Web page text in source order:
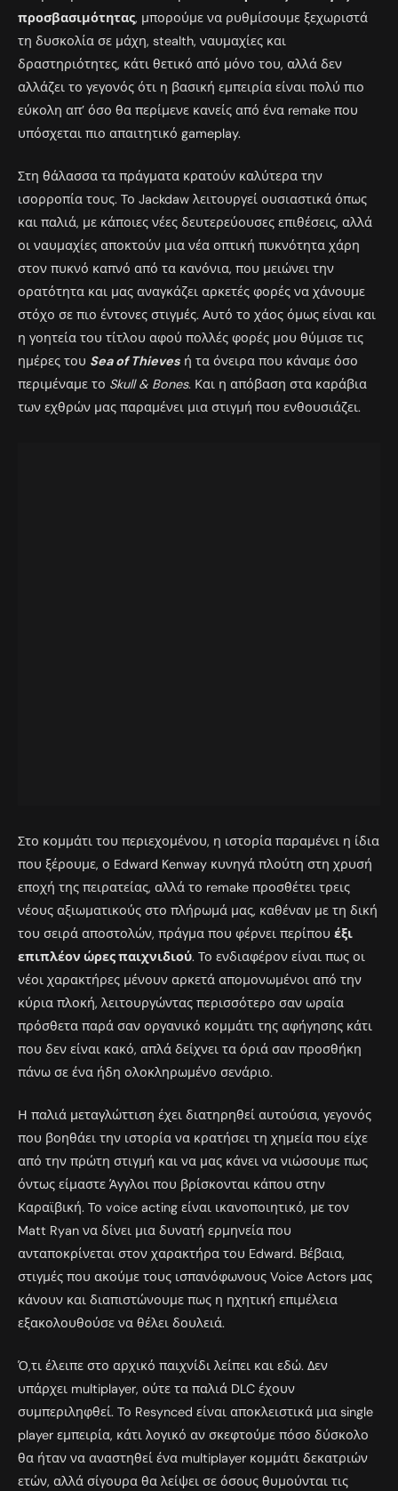
προσβασιμότητας, μπορούμε να ρυθμίσουμε ξεχωριστά
τη δυσκολία σε μάχη, stealth, ναυμαχίες και
δραστηριότητες, κάτι θετικό από μόνο του, αλλά δεν
αλλάζει το γεγονός ότι η βασική εμπειρία είναι πολύ πιο
εύκολη απ’ όσο θα περίμενε κανείς από ένα remake που
υπόσχεται πιο απαιτητικό gameplay.
Στη θάλασσα τα πράγματα κρατούν καλύτερα την
ισορροπία τους. Το Jackdaw λειτουργεί ουσιαστικά όπως
και παλιά, με κάποιες νέες δευτερεύουσες επιθέσεις, αλλά
οι ναυμαχίες αποκτούν μια νέα οπτική πυκνότητα χάρη
στον πυκνό καπνό από τα κανόνια, που μειώνει την
ορατότητα και μας αναγκάζει αρκετές φορές να χάνουμε
στόχο σε πιο έντονες στιγμές. Αυτό το χάος όμως είναι και
η γοητεία του τίτλου αφού πολλές φορές μου θύμισε τις
ημέρες του Sea of Thieves ή τα όνειρα που κάναμε όσο
περιμέναμε το Skull & Bones. Και η απόβαση στα καράβια
των εχθρών μας παραμένει μια στιγμή που ενθουσιάζει.
Στο κομμάτι του περιεχομένου, η ιστορία παραμένει η ίδια
που ξέρουμε, ο Edward Kenway κυνηγά πλούτη στη χρυσή
εποχή της πειρατείας, αλλά το remake προσθέτει τρεις
νέους αξιωματικούς στο πλήρωμά μας, καθέναν με τη δική
του σειρά αποστολών, πράγμα που φέρνει περίπου έξι
επιπλέον ώρες παιχνιδιού. Το ενδιαφέρον είναι πως οι
νέοι χαρακτήρες μένουν αρκετά απομονωμένοι από την
κύρια πλοκή, λειτουργώντας περισσότερο σαν ωραία
πρόσθετα παρά σαν οργανικό κομμάτι της αφήγησης κάτι
που δεν είναι κακό, απλά δείχνει τα όριά σαν προσθήκη
πάνω σε ένα ήδη ολοκληρωμένο σενάριο.
Η παλιά μεταγλώττιση έχει διατηρηθεί αυτούσια, γεγονός
που βοηθάει την ιστορία να κρατήσει τη χημεία που είχε
από την πρώτη στιγμή και να μας κάνει να νιώσουμε πως
όντως είμαστε Άγγλοι που βρίσκονται κάπου στην
Καραϊβική. Το voice acting είναι ικανοποιητικό, με τον
Matt Ryan να δίνει μια δυνατή ερμηνεία που
ανταποκρίνεται στον χαρακτήρα του Edward. Βέβαια,
στιγμές που ακούμε τους ισπανόφωνους Voice Actors μας
κάνουν και διαπιστώνουμε πως η ηχητική επιμέλεια
εξακολουθούσε να θέλει δουλειά.
Ό,τι έλειπε στο αρχικό παιχνίδι λείπει και εδώ. Δεν
υπάρχει multiplayer, ούτε τα παλιά DLC έχουν
συμπεριληφθεί. Το Resynced είναι αποκλειστικά μια single
player εμπειρία, κάτι λογικό αν σκεφτούμε πόσο δύσκολο
θα ήταν να αναστηθεί ένα multiplayer κομμάτι δεκατριών
ετών, αλλά σίγουρα θα λείψει σε όσους θυμούνται τις